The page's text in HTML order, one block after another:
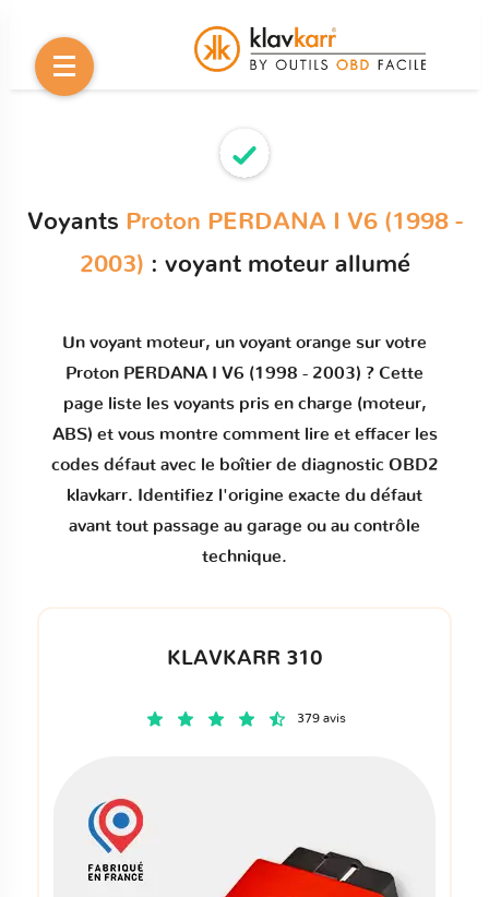
Voyants Proton PERDANA I V6 (1998 -
2003) : voyant moteur allumé
Un voyant moteur, un voyant orange sur votre
Proton PERDANA I V6 (1998 - 2003) ? Cette
page liste les voyants pris en charge (moteur,
ABS) et vous montre comment lire et effacer les
codes défautavec le boîtier de diagnostic OBD2
klavkarr. Identifiez l'origine exacte du défaut
avant tout passage au garage ou au contrôle
technique.
KLAVKARR 310
379 avis